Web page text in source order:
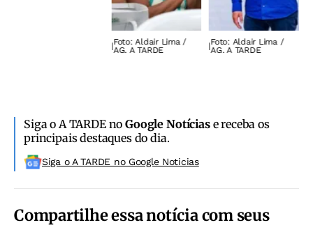
|Foto: Aldair Lima /
AG. A TARDE
|Foto: Aldair Lima /
AG. A TARDE
Siga o A TARDE noGoogle Notíciase receba os
principais destaques do dia.
Siga o A TARDE no Google Noticias
Compartilhe essa notícia com seus